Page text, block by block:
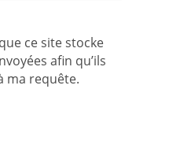
ce site stocke
afin qu’ils
ma requête.